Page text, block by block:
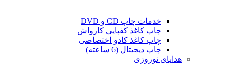
خدمات چاپ CD و DVD
چاپ کاغذ کفپایی کارواش
چاپ کاغذ کادو اختصاصی
چاپ دیجیتال (6 ساعته)
هدایای نوروزی